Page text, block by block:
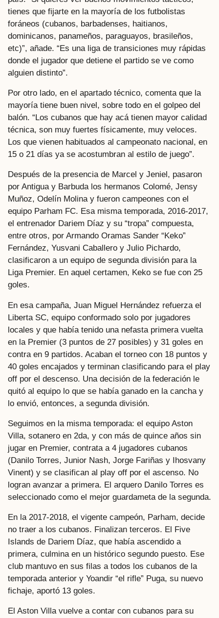
tienes que fijarte en la mayoría de los futbolistas
foráneos (cubanos, barbadenses, haitianos,
dominicanos, panameños, paraguayos, brasileños,
etc)”, añade. “Es una liga de transiciones muy rápidas
donde el jugador que detiene el partido se ve como
alguien distinto”.
Por otro lado, en el apartado técnico, comenta que la
mayoría tiene buen nivel, sobre todo en el golpeo del
balón. “Los cubanos que hay acá tienen mayor calidad
técnica, son muy fuertes físicamente, muy veloces.
Los que vienen habituados al campeonato nacional, en
15 o 21 días ya se acostumbran al estilo de juego”.
Después de la presencia de Marcel y Jeniel, pasaron
por Antigua y Barbuda los hermanos Colomé, Jensy
Muñoz, Odelín Molina y fueron campeones con el
equipo Parham FC. Esa misma temporada, 2016-2017,
el entrenador Dariem Díaz y su “tropa” compuesta,
entre otros, por Armando Oramas Sander “Keko”
Fernández, Yusvani Caballero y Julio Pichardo,
clasificaron a un equipo de segunda división para la
Liga Premier. En aquel certamen, Keko se fue con 25
goles.
En esa campaña, Juan Miguel Hernández refuerza el
Liberta SC, equipo conformado solo por jugadores
locales y que había tenido una nefasta primera vuelta
en la Premier (3 puntos de 27 posibles) y 31 goles en
contra en 9 partidos. Acaban el torneo con 18 puntos y
40 goles encajados y terminan clasificando para el play
off por el descenso. Una decisión de la federación le
quitó al equipo lo que se había ganado en la cancha y
lo envió, entonces, a segunda división.
Seguimos en la misma temporada: el equipo Aston
Villa, sotanero en 2da, y con más de quince años sin
jugar en Premier, contrata a 4 jugadores cubanos
(Danilo Torres, Junior Nash, Jorge Fariñas y Ihosvany
Vinent) y se clasifican al play off por el ascenso. No
logran avanzar a primera. El arquero Danilo Torres es
seleccionado como el mejor guardameta de la segunda.
En la 2017-2018, el vigente campeón, Parham, decide
no traer a los cubanos. Finalizan terceros. El Five
Islands de Dariem Díaz, que había ascendido a
primera, culmina en un histórico segundo puesto. Ese
club mantuvo en sus filas a todos los cubanos de la
temporada anterior y Yoandir “el rifle” Puga, su nuevo
fichaje, aportó 13 goles.
El Aston Villa vuelve a contar con cubanos para su